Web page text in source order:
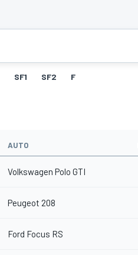
SF1 SF2 F
AUTO
Volkswagen Polo GTI
Peugeot 208
Ford Focus RS